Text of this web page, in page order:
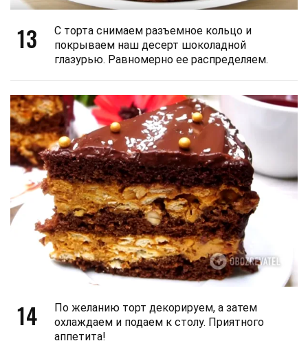
13
С торта снимаем разъемное кольцо и
покрываем наш десерт шоколадной
глазурью. Равномерно ее распределяем.
14
По желанию торт декорируем, а затем
охлаждаем и подаем к столу. Приятного
аппетита!